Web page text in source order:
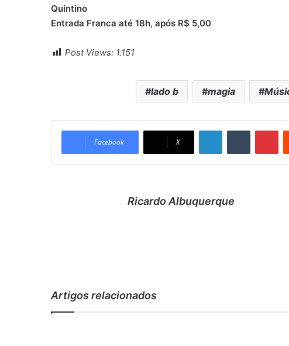
Quintino
Entrada Franca até 18h, após R$ 5,00
Post Views: 1.151
lado b magia
Facebook X
Ricardo Albuquerque
Artigos relacionados